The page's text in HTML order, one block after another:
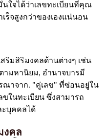
ใจได้ว่าเลขทะเบียนที่คุณ
ร็จสูงกว่าของเองแน่นอน
ริมสิริมงคลด้านต่างๆ เช่น
ามหานิยม, อำนาจบารมี
ณาจาก. "คู่เลข" ที่ซ่อนอยู่ใน
ขในทะเบียน ซึ่งสามารถ
ะบุคคลได้
งคล